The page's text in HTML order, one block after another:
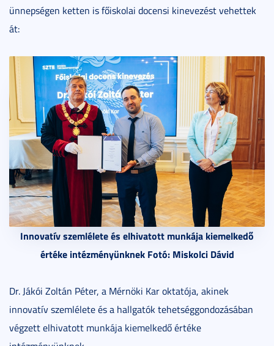
ünnepségen ketten is főiskolai docensi kinevezést vehettek
át:
Innovatív szemlélete és elhivatott munkája kiemelkedő
értéke intézményünknek Fotó: Miskolci Dávid
Dr. Jákói Zoltán Péter, a Mérnöki Kar oktatója, akinek
innovatív szemlélete és a hallgatók tehetséggondozásában
végzett elhivatott munkája kiemelkedő értéke